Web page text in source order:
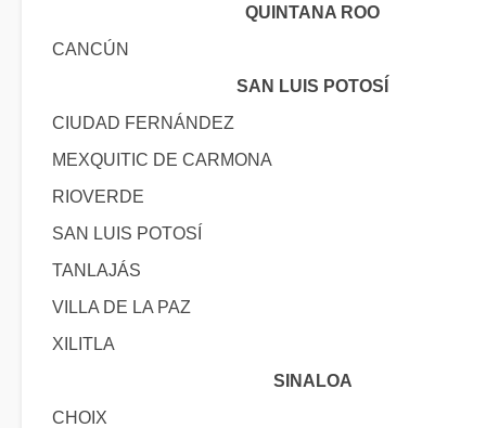
QUINTANA ROO
CANCÚN
SAN LUIS POTOSÍ
CIUDAD FERNÁNDEZ
MEXQUITIC DE CARMONA
RIOVERDE
SAN LUIS POTOSÍ
TANLAJÁS
VILLA DE LA PAZ
XILITLA
SINALOA
CHOIX